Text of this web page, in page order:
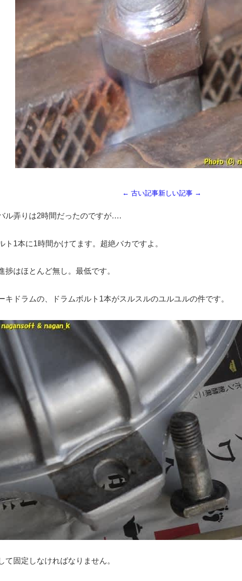
← 古い記事新しい記事 →
ル弄りは2時間だったのですが….
ト1本に1時間かけてます。超絶バカですよ。
捗はほとんど無し。最低です。
キドラムの、ドラムボルト1本がスルスルのユルユルの件です。
て固定しなければなりません。